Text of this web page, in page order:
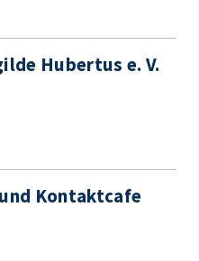
Hubertus e. V.
Kontaktcafe